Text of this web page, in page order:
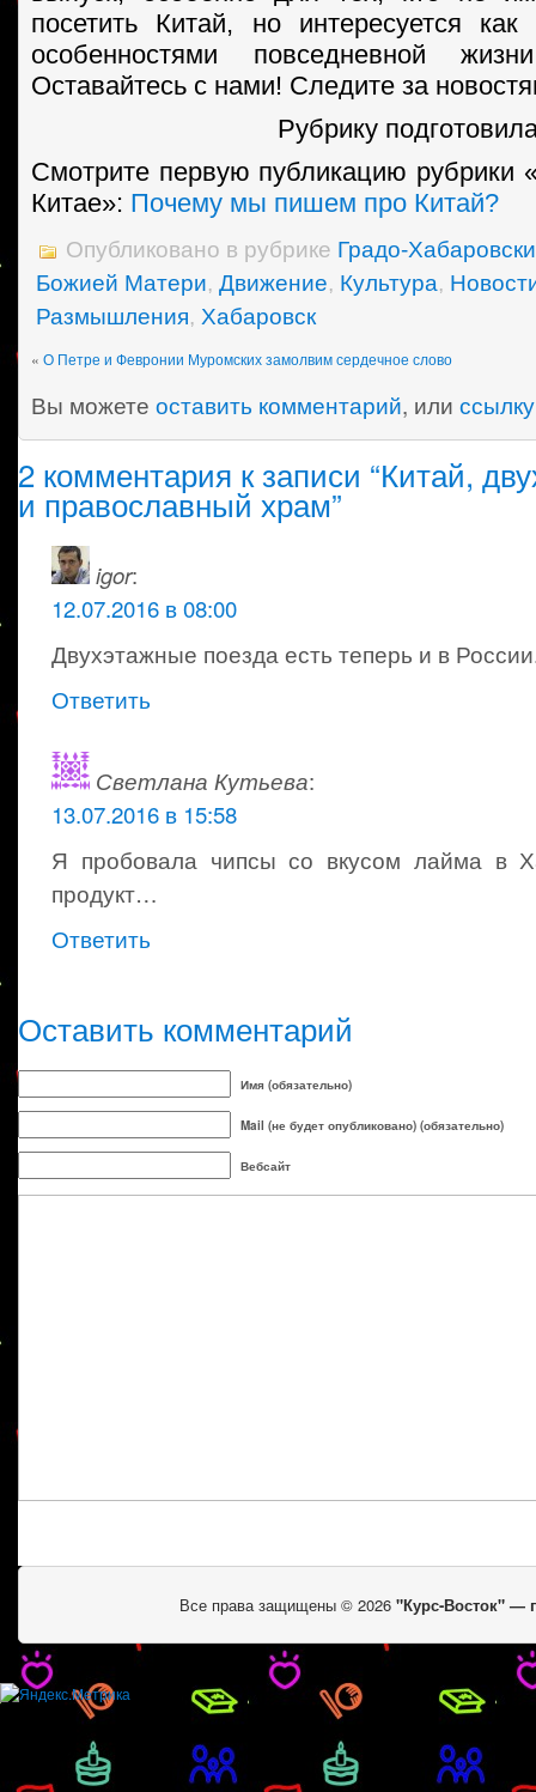
посетить Китай, но интересуется как
особенностями повседневной
Оставайтесь с нами! Следите за
Рубрику
Смотрите первую публикацию рубрики
Китае»: Почему мы пишем про Китай?
Опубликовано в рубрике Градо-
Божией Матери, Движение, Культура,
Размышления, Хабаровск
« О Петре и Февронии Муромских замолвим сердечное слово
Вы можете оставить комментарий, или ссылку
2 комментария к записи “Китай,
и православный храм”
igor:
12.07.2016 в 08:00
Двухэтажные поезда есть теперь и в
Ответить
Светлана Кутьева:
13.07.2016 в 15:58
Я пробовала чипсы со вкусом лайма в
продукт…
Ответить
Оставить комментарий
Имя (обязательно)
Mail (не будет опубликовано) (обязательно)
Вебсайт
Все права защищены © 2026 "Курс-Восток" —